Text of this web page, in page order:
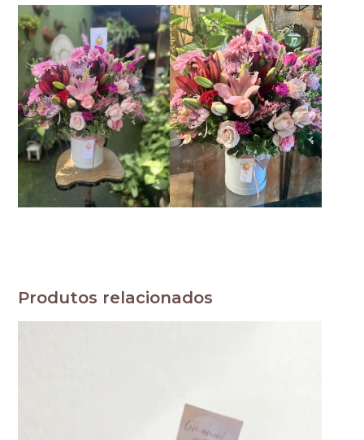
Produtos relacionados